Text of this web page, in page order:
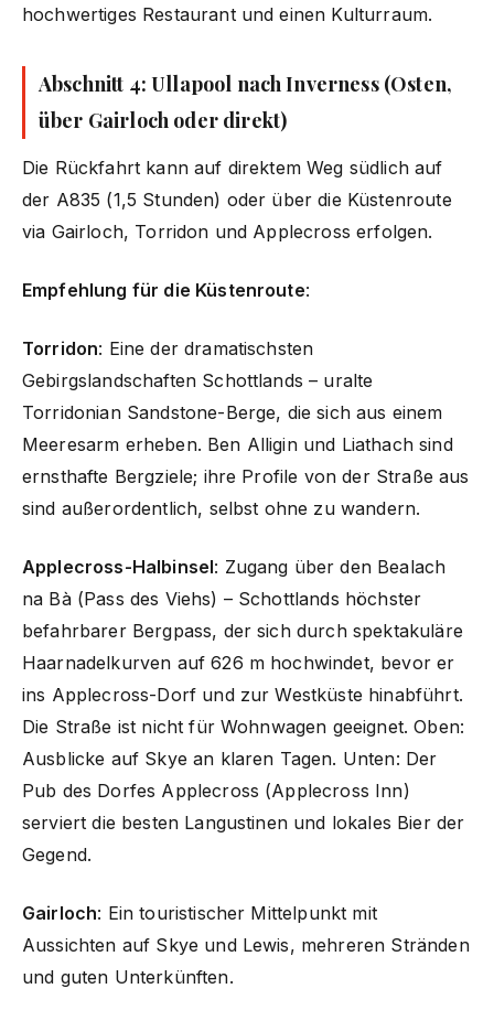
hochwertiges Restaurant und einen Kulturraum.
Abschnitt 4: Ullapool nach Inverness (Osten,
über Gairloch oder direkt)
Die Rückfahrt kann auf direktem Weg südlich auf
der A835 (1,5 Stunden) oder über die Küstenroute
via Gairloch, Torridon und Applecross erfolgen.
Empfehlung für die Küstenroute:
Torridon: Eine der dramatischsten
Gebirgslandschaften Schottlands – uralte
Torridonian Sandstone-Berge, die sich aus einem
Meeresarm erheben. Ben Alligin und Liathach sind
ernsthafte Bergziele; ihre Profile von der Straße aus
sind außerordentlich, selbst ohne zu wandern.
Applecross-Halbinsel: Zugang über den Bealach
na Bà (Pass des Viehs) – Schottlands höchster
befahrbarer Bergpass, der sich durch spektakuläre
Haarnadelkurven auf 626 m hochwindet, bevor er
ins Applecross-Dorf und zur Westküste hinabführt.
Die Straße ist nicht für Wohnwagen geeignet. Oben:
Ausblicke auf Skye an klaren Tagen. Unten: Der
Pub des Dorfes Applecross (Applecross Inn)
serviert die besten Langustinen und lokales Bier der
Gegend.
Gairloch: Ein touristischer Mittelpunkt mit
Aussichten auf Skye und Lewis, mehreren Stränden
und guten Unterkünften.